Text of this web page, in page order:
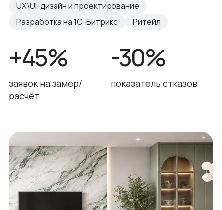
UX\UI-дизайн и проектирование
Разработка на 1С-Битрикс
Ритейл
+45%
заявок на замер/
расчёт
-30%
показатель отказов